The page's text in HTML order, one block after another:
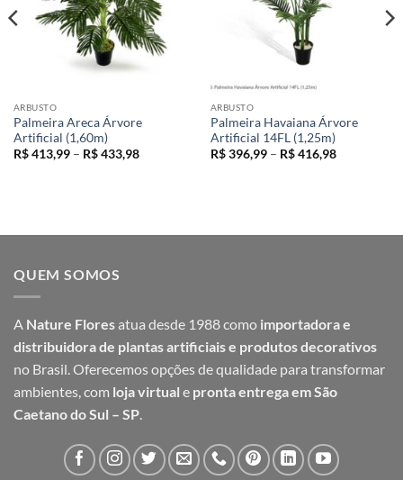
ARBUSTO
Palmeira Areca Árvore
Artificial (1,60m)
R$413,99 – R$433,98Faixa
ARBUSTO
Palmeira Havaiana Árvore
Artificial 14FL (1,25m)
R$396,99 – R$416,98Faixa
QUEM SOMOS
A Nature Floresatua desde 1988 como importadora e
distribuidora de plantas artificiais e produtos decorativos
no Brasil. Oferecemos opções de qualidade para transformar
ambientes, com loja virtual e pronta entrega em São
Caetano do Sul – SP